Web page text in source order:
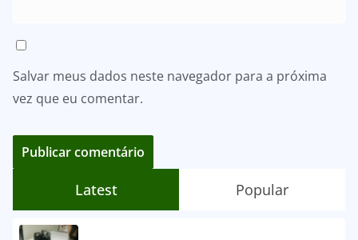
Salvar meus dados neste navegador para a próxima
vez que eu comentar.
Latest Popular